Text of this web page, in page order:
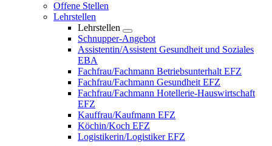
Offene Stellen
Lehrstellen
Lehrstellen
Schnupper-Angebot
Assistentin/Assistent Gesundheit und Soziales
EBA
Fachfrau/Fachmann Betriebsunterhalt EFZ
Fachfrau/Fachmann Gesundheit EFZ
Fachfrau/Fachmann Hotellerie-Hauswirtschaft
EFZ
Kauffrau/Kaufmann EFZ
Köchin/Koch EFZ
Logistikerin/Logistiker EFZ